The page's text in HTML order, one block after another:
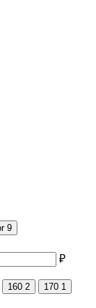
9
₽
160 2 170 1